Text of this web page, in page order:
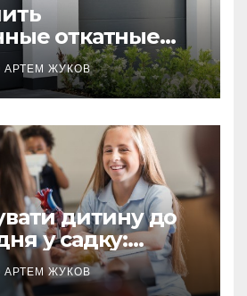
откатные
облегчённых
АРТЕМ ЖУКОВ
дитину до
у садку:
для батьків
АРТЕМ ЖУКОВ